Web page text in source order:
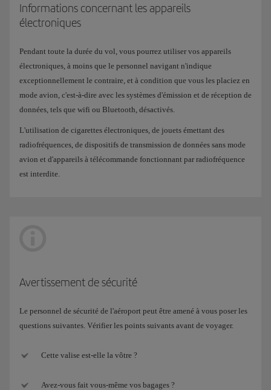
Informations concernant les appareils
électroniques
Pendant toute la durée du vol, vous pourrez utiliser vos appareils
électroniques, à moins que le personnel navigant n'indique
exceptionnellement le contraire, et à condition que vous les placiez en
mode avion, c'est-à-dire avec les systèmes d'émission et de réception de
données, tels que wifi ou Bluetooth, désactivés.
L'utilisation de cigarettes électroniques, de jouets émettant des
radiofréquences, de dispositifs de transmission de données sans mode
avion et d'appareils à télécommande fonctionnant par radiofréquence
est interdite.
Avertissement de sécurité
Le personnel de sécurité de l'aéroport peut être amené à vous poser les
questions suivantes. Vérifier les points suivants avant de voyager.
Cette valise est-elle la vôtre ?
Avez-vous fait vous-même vos bagages ?